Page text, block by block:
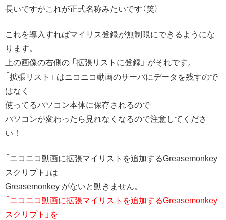
長いですがこれが正式名称みたいです（笑）
これを導入すればマイリス登録が無制限にできるようにな
ります。
上の画像の右側の 「拡張リストに登録」 がそれです。
「拡張リスト」 はニコニコ動画のサーバにデータを残すので
はなく
使ってるパソコン本体に保存されるので
パソコンが変わったら見れなくなるので注意してくださ
い！
「ニコニコ動画に拡張マイリストを追加するGreasemonkey
スクリプト」は
Greasemonkey がないと動きません。
「ニコニコ動画に拡張マイリストを追加するGreasemonkey
スクリプト」を